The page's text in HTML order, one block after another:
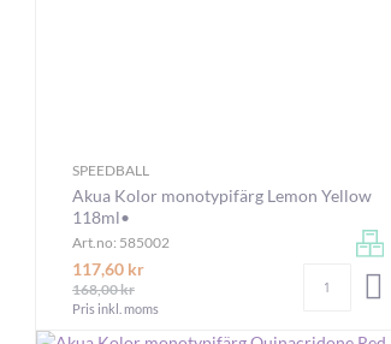
SPEEDBALL
Akua Kolor monotypifärg Lemon Yellow
118ml•
Art.no: 585002
117,60 kr
168,00 kr
Pris inkl. moms